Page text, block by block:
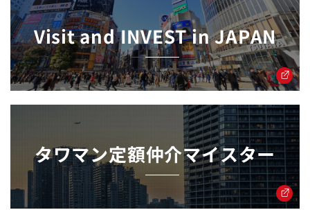
Visit and INVEST in JAPAN
タワマン定額仲介マイスター